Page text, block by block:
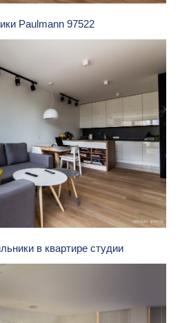
Paulmann 97522
в квартире студии